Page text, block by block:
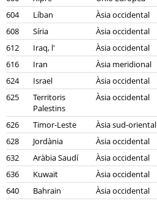
604
Líban Àsia occidental
608
Síria Àsia occidental
612
Iraq, l' Àsia occidental
616
Iran Àsia meridional
624
Israel Àsia occidental
625
Territoris
Palestins
Àsia occidental
626 Timor-Leste Àsia sud-oriental
628
Jordània Àsia occidental
632
Aràbia Saudí Àsia occidental
636
Kuwait Àsia occidental
640
Bahrain Àsia occidental